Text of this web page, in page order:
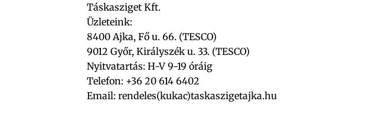
Táskasziget Kft.
Üzleteink:
8400 Ajka, Fő u. 66. (TESCO)
9012 Győr, Királyszék u. 33. (TESCO)
Nyitvatartás: H-V 9-19 óráig
Telefon: +36 20 614 6402
Email: rendeles(kukac)taskaszigetajka.hu